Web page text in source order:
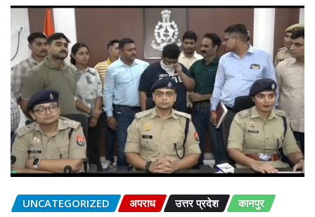
UNCATEGORIZED अपराध उत्तर प्रदेश कानपुर